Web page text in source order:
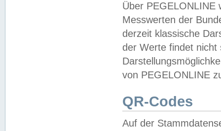
Über PEGELONLINE
Messwerten der
derzeit klassische
der Werte findet
von PEGELONLINE
QR-Codes
Auf der